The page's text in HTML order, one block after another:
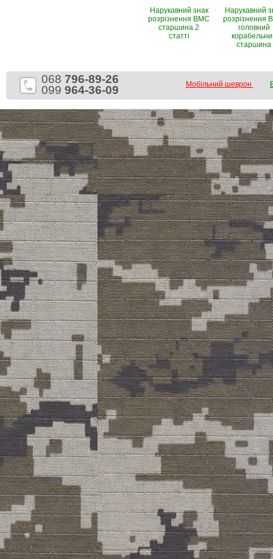
Нарукавний знак
розрізнення ВМС
старшина 2
статті
Нарукавний
розрізнення
головний
старшина
068 796-89-26
099 964-36-09 Мобільний шеврон